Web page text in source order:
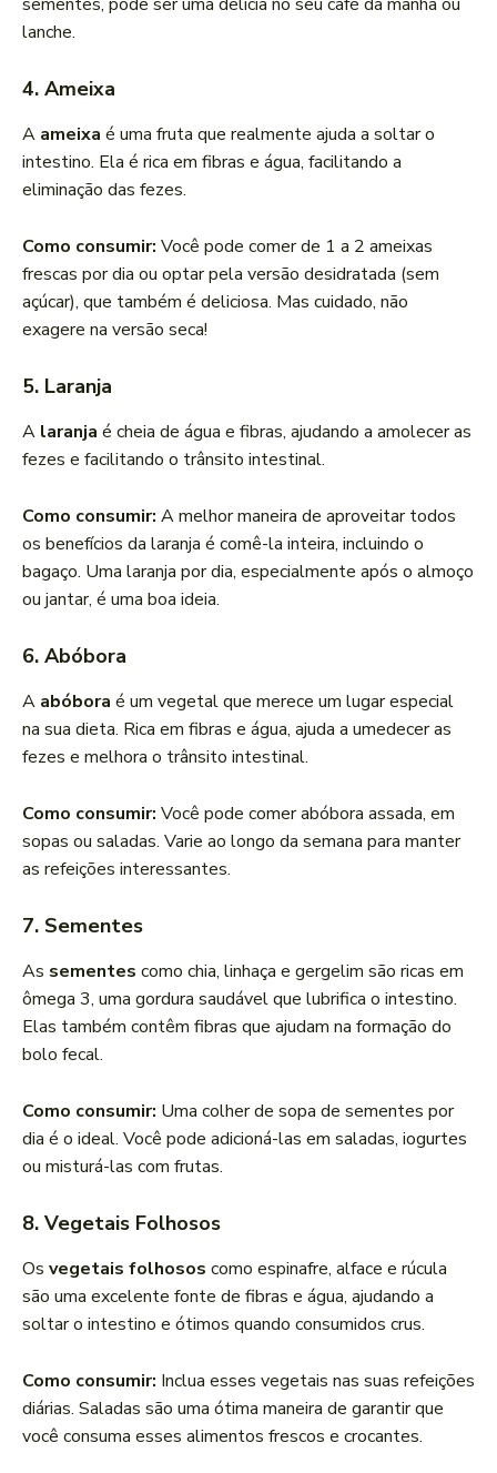
lanche.
4. Ameixa
A ameixa é uma fruta que realmente ajuda a soltar o
intestino. Ela é rica em fibras e água, facilitando a
eliminação das fezes.
Como consumir: Você pode comer de 1 a 2 ameixas
frescas por dia ou optar pela versão desidratada (sem
açúcar), que também é deliciosa. Mas cuidado, não
exagere na versão seca!
5. Laranja
A laranja é cheia de água e fibras, ajudando a amolecer as
fezes e facilitando o trânsito intestinal.
Como consumir: A melhor maneira de aproveitar todos
os benefícios da laranja é comê-la inteira, incluindo o
bagaço. Uma laranja por dia, especialmente após o almoço
ou jantar, é uma boa ideia.
6. Abóbora
A abóbora é um vegetal que merece um lugar especial
na sua dieta. Rica em fibras e água, ajuda a umedecer as
fezes e melhora o trânsito intestinal.
Como consumir: Você pode comer abóbora assada, em
sopas ou saladas. Varie ao longo da semana para manter
as refeições interessantes.
7. Sementes
As sementes como chia, linhaça e gergelim são ricas em
ômega 3, uma gordura saudável que lubrifica o intestino.
Elas também contêm fibras que ajudam na formação do
bolo fecal.
Como consumir: Uma colher de sopa de sementes por
dia é o ideal. Você pode adicioná-las em saladas, iogurtes
ou misturá-las com frutas.
8. Vegetais Folhosos
Os vegetais folhosos como espinafre, alface e rúcula
são uma excelente fonte de fibras e água, ajudando a
soltar o intestino e ótimos quando consumidos crus.
Como consumir: Inclua esses vegetais nas suas refeições
diárias. Saladas são uma ótima maneira de garantir que
você consuma esses alimentos frescos e crocantes.